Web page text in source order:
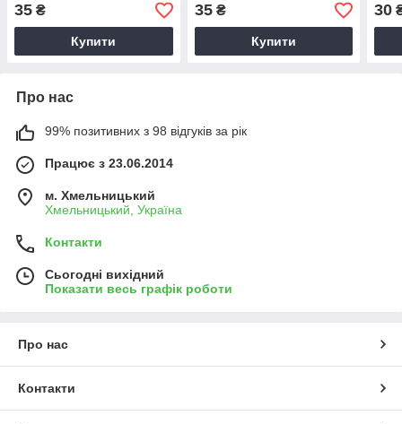
35 ₴
Купити
35₴
Купити
30
Про нас
99% позитивних з 98 відгуків за рік
Працює з 23.06.2014
м. Хмельницький
Хмельницький, Україна
Контакти
Сьогодні вихідний
Показати весь графік роботи
Про нас
Контакти